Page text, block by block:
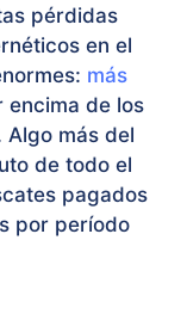
pérdidas
en el
más
encima de los
Algo más del
de todo el
pagados
por período